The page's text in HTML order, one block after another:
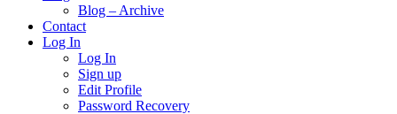
Blog – Archive
Contact
Log In
Log In
Sign up
Edit Profile
Password Recovery